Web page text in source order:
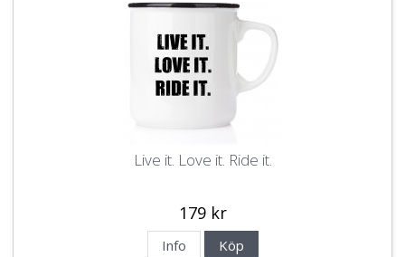
Live it. Love it. Ride it.
179 kr
Info Köp